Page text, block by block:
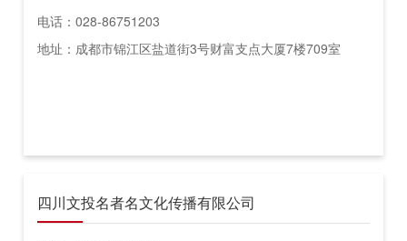
电话：028-86751203
地址：成都市锦江区盐道街3号财富支点大厦7楼709室
四川文投名者名文化传播有限公司